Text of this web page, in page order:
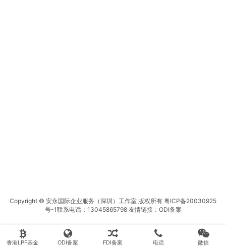
Copyright © 安永国际企业服务（深圳）工作室 版权所有 粤ICP备20030925
号-1联系电话：13045865798 友情链接： ODI备案
香港LPF基金 ODI备案 FDI备案 电话 微信